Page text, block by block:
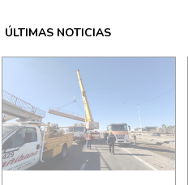
ÚLTIMAS NOTICIAS